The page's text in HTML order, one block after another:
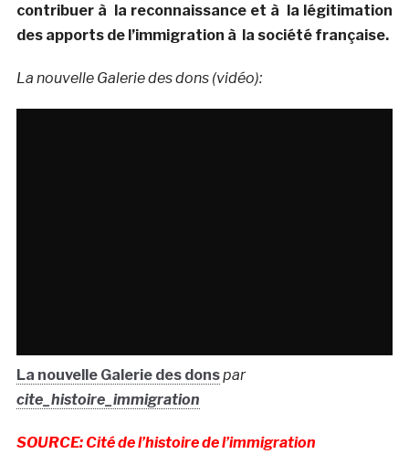
contribuer à la reconnaissance et à la légitimation
des apports de l’immigration à la société française.
La nouvelle Galerie des dons (vidéo):
La nouvelle Galerie des donspar
cite_histoire_immigration
SOURCE: Cité de l’histoire de l’immigration